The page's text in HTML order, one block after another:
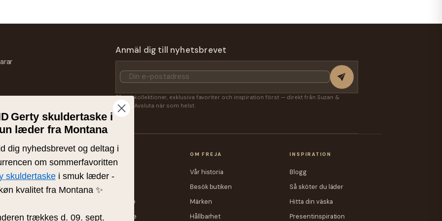
Anmäl dig till nyhetsbrevet
Få nya kollektioner, exklusiva favoriter och inspiration först — direkt från Suzan &
Lasse. Avsluta när som helst.
KUNDSERVICE
Kontakt
Fraktpriser
Retur eller byte
Tävlingsvinnare
OM FREJA
Vår historia
Besök butiken
Märken
Hållbarhet
INSPIRATION
Blogg
Så sköter du läder
Hitta din väska
Presentinspiration
Gerty skuldertaske i
læder fra Montana
dig nyhedsbrevet og deltag i
om sommerfavoritten
skuldertaskei smuk læder -
kvalitet fra Montana ✨
trækkes d. 09. sept.